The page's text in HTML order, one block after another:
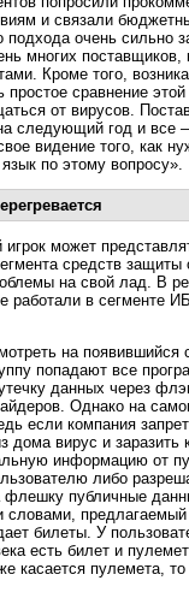
и связали
очень сильно
многих
Кроме того,
сравнение
от вирусов.
следующий год и
видение того, как
по этому вопросу».
может
средств защиты
на свой лад. В
работали в сегменте
на появившийся
попадают все
данных через
Однако на
если компания
вирус и заразить
информацию от
либо
флешку публичные
предлагаемый
билеты. У
есть билет и
касается пулемета,